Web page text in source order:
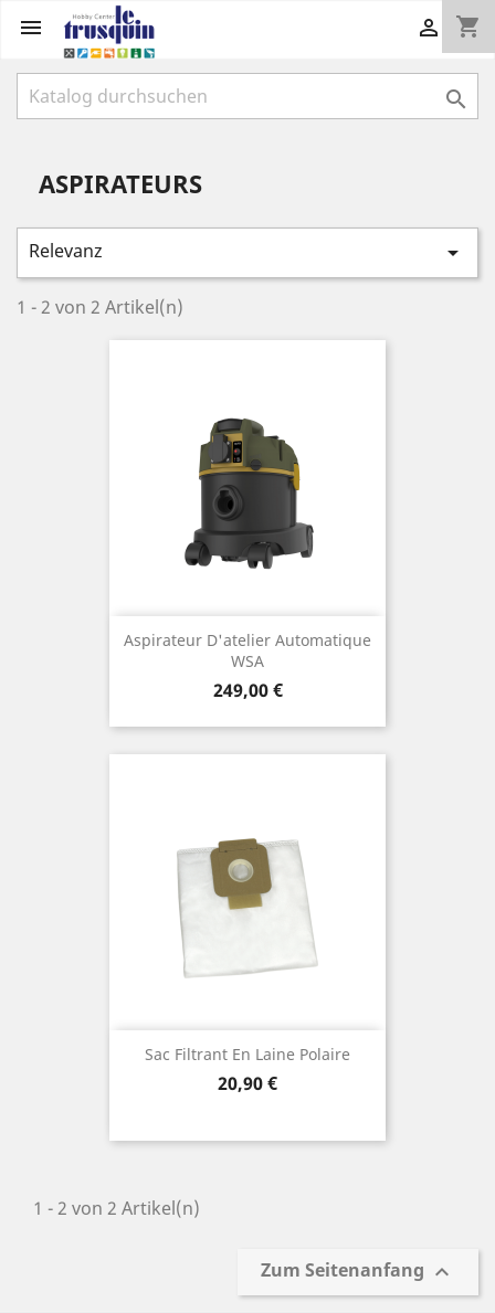
 shopping_cart


ASPIRATEURS
Relevanz 
1 - 2 von 2 Artikel(n)
Aspirateur D'atelier Automatique
WSA
Preis
249,00 €
Sac Filtrant En Laine Polaire
Preis
20,90 €
1 - 2 von 2 Artikel(n)
Zum Seitenanfang 